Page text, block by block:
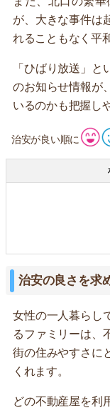
が、大きな事件は
れることもなく平
「ひばり放送」
のお知らせ情報が
いるのかも把握し
治安が良い順に
治安の良さを求
女性の一人暮らし
るファミリーは、
街の住みやすさに
くれます。
どの不動産屋を利